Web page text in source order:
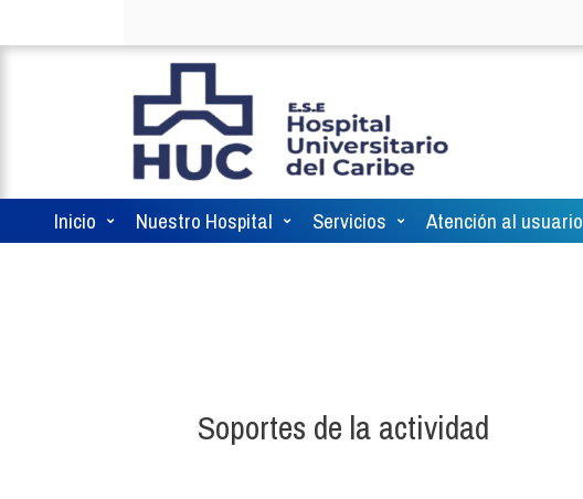
Inicio Nuestro Hospital Servicios Atención al usuario
Soportes de la actividad